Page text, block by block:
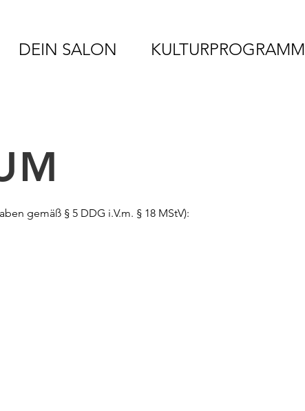
DEIN SALON KULTURPROGRAMM
gemäß § 5 DDG i.V.m. § 18 MStV):